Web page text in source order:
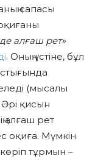
сапасы
алғаш рет»
. Оның үстіне, бұл
(мысалы
қисын
алғаш рет
оқиға. Мүмкін
тұрмын –